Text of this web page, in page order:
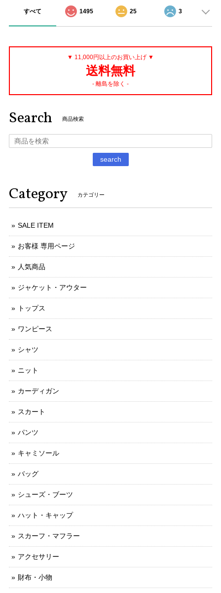
すべて 1495 25 3
▼ 11,000円以上のお買い上げ ▼
送料無料
- 離島を除く -
Search 商品検索
search
Category カテゴリー
SALE ITEM
お客様 専用ページ
人気商品
ジャケット・アウター
トップス
ワンピース
シャツ
ニット
カーディガン
スカート
パンツ
キャミソール
バッグ
シューズ・ブーツ
ハット・キャップ
スカーフ・マフラー
アクセサリー
財布・小物